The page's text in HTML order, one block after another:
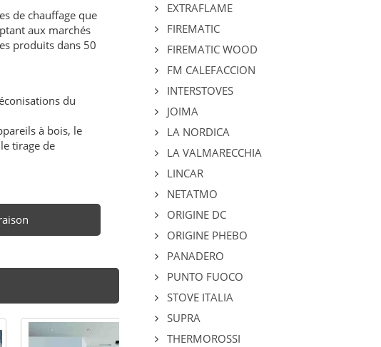
de chauffage que
aux marchés
produits dans 50
du
à bois, le
tirage de
EXTRAFLAME
FIREMATIC
FIREMATIC WOOD
FM CALEFACCION
INTERSTOVES
JOIMA
LA NORDICA
LA VALMARECCHIA
LINCAR
NETATMO
ORIGINE DC
ORIGINE PHEBO
PANADERO
PUNTO FUOCO
STOVE ITALIA
SUPRA
THERMOROSSI